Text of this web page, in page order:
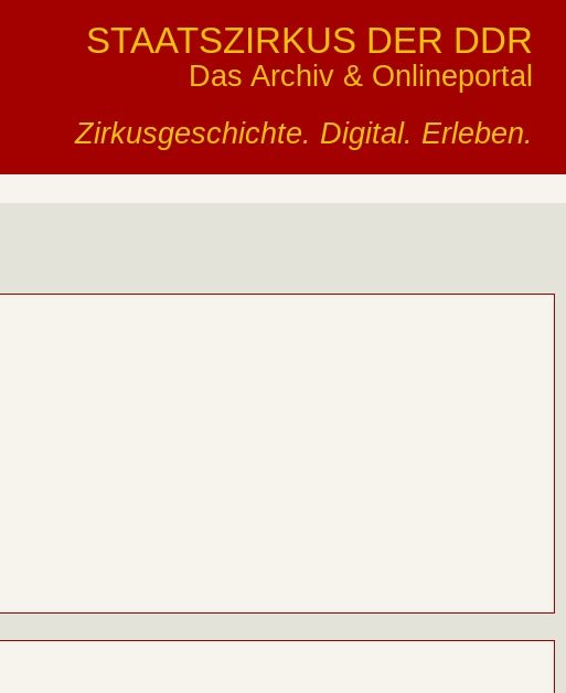
STAATSZIRKUS DER DDR
Das Archiv & Onlineportal
Zirkusgeschichte. Digital. Erleben.